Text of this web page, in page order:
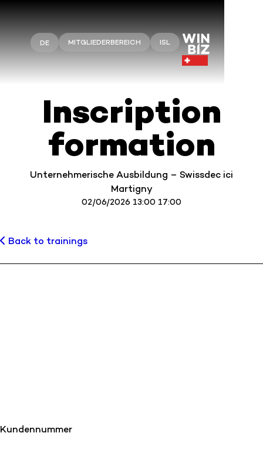
DE MITGLIEDERBEREICH ISL
Inscription
formation
Unternehmerische Ausbildung – Swissdec ici
Martigny
02/06/2026 13:00 17:00
Back to trainings
Kundennummer